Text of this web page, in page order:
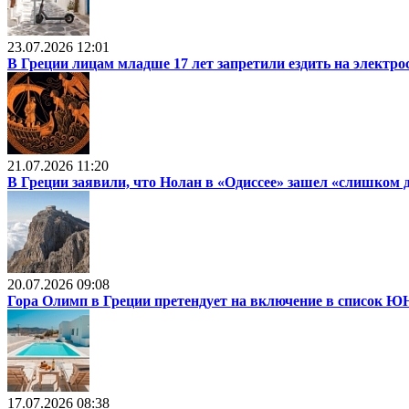
23.07.2026 12:01
В Греции лицам младше 17 лет запретили ездить на
21.07.2026 11:20
В Греции заявили, что Нолан в «Одиссее» зашел «слишком
20.07.2026 09:08
Гора Олимп в Греции претендует на включение в список
17.07.2026 08:38